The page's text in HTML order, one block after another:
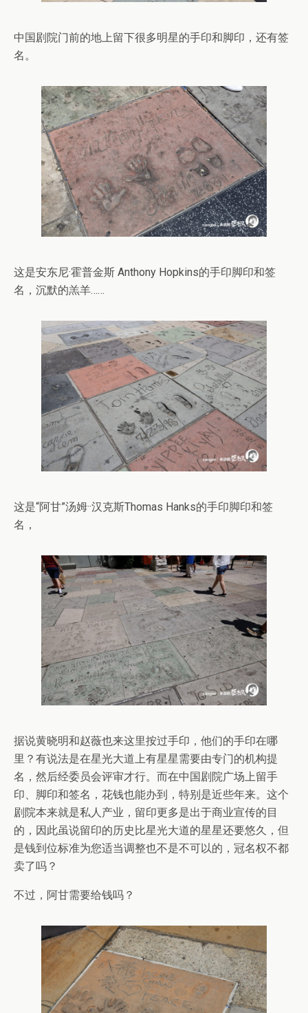
中国剧院门前的地上留下很多明星的手印和脚印，还有签
名。
这是安东尼·霍普金斯 Anthony Hopkins的手印脚印和签
名，沉默的羔羊……
这是“阿甘”汤姆··汉克斯Thomas Hanks的手印脚印和签
名，
据说黄晓明和赵薇也来这里按过手印，他们的手印在哪
里？有说法是在星光大道上有星星需要由专门的机构提
名，然后经委员会评审才行。而在中国剧院广场上留手
印、脚印和签名，花钱也能办到，特别是近些年来。这个
剧院本来就是私人产业，留印更多是出于商业宣传的目
的，因此虽说留印的历史比星光大道的星星还要悠久，但
是钱到位标准为您适当调整也不是不可以的，冠名权不都
卖了吗？
不过，阿甘需要给钱吗？